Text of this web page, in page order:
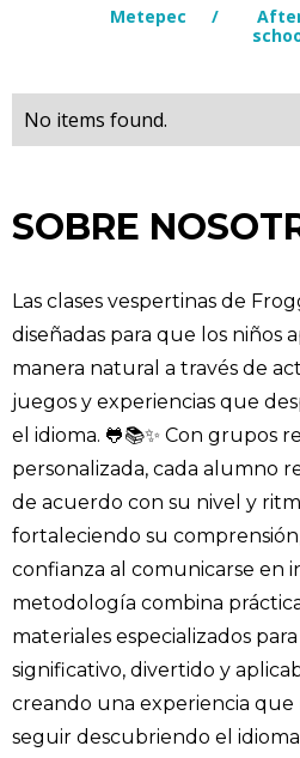
Metepec /
No items found.
SOBRE
Las clases vespertinas de
diseñadas para que los niños
manera natural a través de
juegos y experiencias que
el idioma. 🐸📚✨ Con grupos
personalizada, cada alumno
de acuerdo con su nivel y
fortaleciendo su
confianza al comunicarse en
metodología combina
materiales especializados
significativo, divertido y
creando una experiencia que
seguir descubriendo el idioma